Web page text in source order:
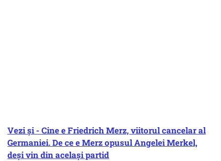
Vezi și - Cine e Friedrich Merz, viitorul cancelar al
Germaniei. De ce e Merz opusul Angelei Merkel,
deși vin din același partid